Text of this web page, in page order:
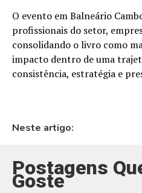
O evento em Balneário
profissionais do setor,
consolidando o livro como
impacto dentro de uma
consistência, estratégia e
Neste artigo:
Postagens
Goste